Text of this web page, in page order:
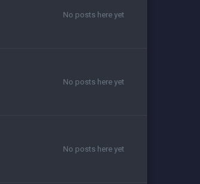
No posts here yet
No posts here yet
No posts here yet